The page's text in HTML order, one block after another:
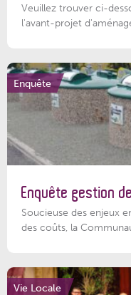
Veuillez trouver ci-
l'avant-projet
Enquête
Enquête gestion
Soucieuse des enjeux
des coûts, la
Vie Locale